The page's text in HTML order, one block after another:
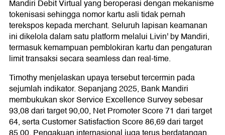
Mandiri Debit Virtual yang beroperasi dengan mekanisme
tokenisasi sehingga nomor kartu asli tidak pernah
terekspos kepada merchant. Seluruh lapisan keamanan
ini dikelola dalam satu platform melalui Livin' by Mandiri,
termasuk kemampuan pemblokiran kartu dan pengaturan
limit transaksi secara seamless dan real-time.
Timothy menjelaskan upaya tersebut tercermin pada
sejumlah indikator. Sepanjang 2025, Bank Mandiri
membukukan skor Service Excellence Survey sebesar
93,08 dari target 90,00, Net Promoter Score 71 dari target
64, serta Customer Satisfaction Score 86,69 dari target